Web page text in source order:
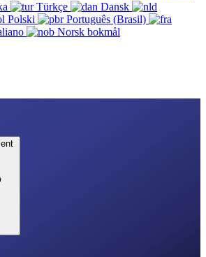
Türkçe
Dansk
Polski
Português (Brasil)
Norsk bokmål